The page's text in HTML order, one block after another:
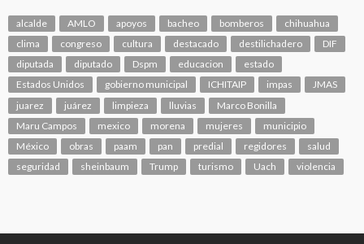
alcalde AMLO apoyos bacheo bomberos
chihuahua
clima
congreso cultura destacado destilichadero
DIF
diputada
diputado Dspm educacion
estado
Estados Unidos
gobierno municipal ICHITAIP impas
JMAS
juarez
juárez limpieza lluvias
Marco Bonilla
Maru Campos
mexico morena mujeres
municipio
México
obras paam pan predial regidores
salud
seguridad
sheinbaum Trump turismo Uach violencia